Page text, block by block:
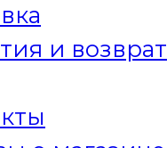
и возврат